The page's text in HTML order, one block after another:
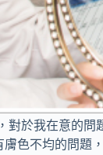
對於我在意的
色不均的問